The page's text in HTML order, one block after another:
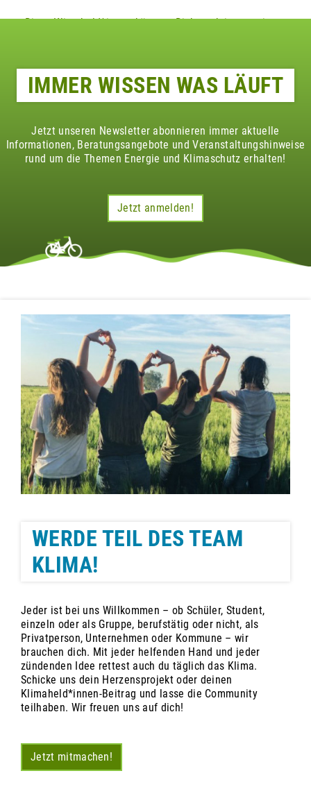
Diese Klimaheld*innen könnten Dich auch interessieren
IMMER WISSEN WAS LÄUFT
Jetzt unseren Newsletter abonnieren immer aktuelle
Informationen, Beratungsangebote und Veranstaltungshinweise
rund um die Themen Energie und Klimaschutz erhalten!
Jetzt anmelden!
WERDE TEIL DES TEAM
KLIMA!
Jeder ist bei uns Willkommen – ob Schüler, Student,
einzeln oder als Gruppe, berufstätig oder nicht, als
Privatperson, Unternehmen oder Kommune – wir
brauchen dich. Mit jeder helfenden Hand und jeder
zündenden Idee rettest auch du täglich das Klima.
Schicke uns dein Herzensprojekt oder deinen
Klimaheld*innen-Beitrag und lasse die Community
teilhaben. Wir freuen uns auf dich!
Jetzt mitmachen!